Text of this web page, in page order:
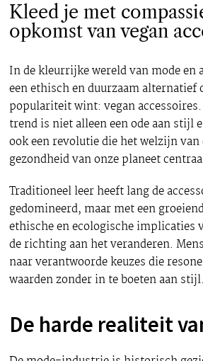
Kleed je met
opkomst van vegan
In de kleurrijke wereld van mode en
een ethisch en duurzaam alternatief
populariteit wint: vegan
trend is niet alleen een ode aan stijl
ook een revolutie die het welzijn van
gezondheid van onze planeet
Traditioneel leer heeft lang de
gedomineerd, maar met een
ethische en ecologische implicaties
de richting aan het veranderen.
naar verantwoorde keuzes die
waarden zonder in te boeten aan stijl.
De harde realiteit